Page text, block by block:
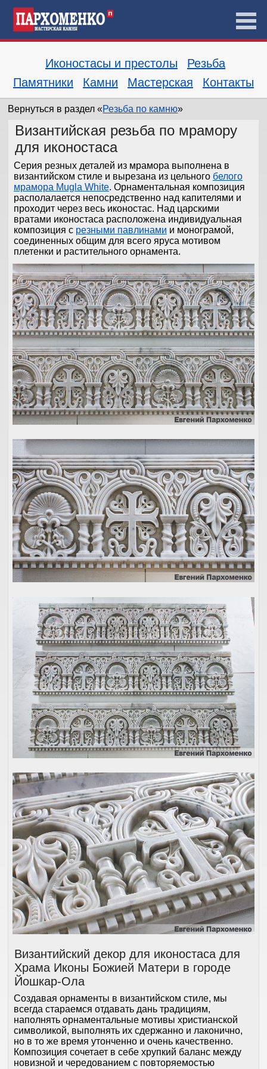
Иконостасы и престолы
Резьба
Памятники
Камни Мастерская Контакты
Вернуться в раздел «Резьба по камню»
Византийская резьба по мрамору
для иконостаса
Серия резных деталей из мрамора выполнена в
византийском стиле и вырезана из цельного белого
мрамора Mugla White. Орнаментальная композиция
располалается непосредственно над капителями и
проходит через весь иконостас. Над царскими
вратами иконостаса расположена индивидуальная
композиция с резными павлинами и монограмой,
соединенных общим для всего яруса мотивом
плетенки и растительного орнамента.
Византийский декор для иконостаса для
Храма Иконы Божией Матери в городе
Йошкар-Ола
Создавая орнаменты в византийском стиле, мы
всегда стараемся отдавать дань традициям,
наполнять орнаментальные мотивы христианской
символикой, выполнять их сдержанно и лаконично,
но в то же время утонченно и очень качественно.
Композиция сочетает в себе хрупкий баланс между
новизной и чередованием с повторяемостью